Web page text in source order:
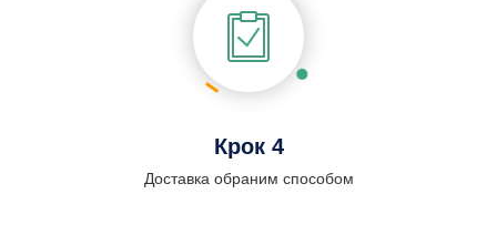
Крок 4
Доставка обраним способом